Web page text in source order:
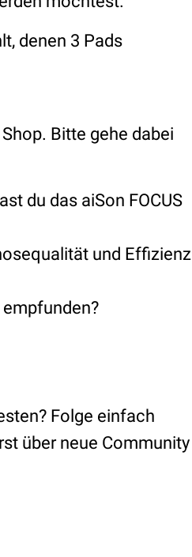
denen 3 Pads
Bitte gehe dabei
du das aiSon FOCUS
und Effizienz
Folge einfach
über neue Community